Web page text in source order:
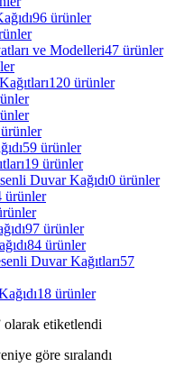
96 ürünler
ve Modelleri47 ürünler
120 ürünler
59 ürünler
19 ürünler
Duvar Kağıdı0 ürünler
ürünler
97 ürünler
84 ürünler
Duvar Kağıtları57
18 ürünler
olarak etiketlendi
göre sıralandı